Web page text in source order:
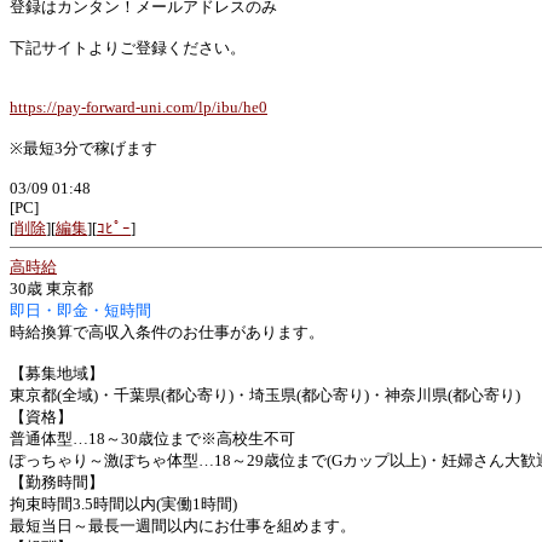
登録はカンタン！メールアドレスのみ
下記サイトよりご登録ください。
https://pay-forward-uni.com/lp/ibu/he0
※最短3分で稼げます
03/09 01:48
[PC]
[削除][編集][ｺﾋﾟｰ]
高時給
30歳 東京都
即日・即金・短時間
時給換算で高収入条件のお仕事があります。
【募集地域】
東京都(全域)・千葉県(都心寄り)・埼玉県(都心寄り)・神奈川県(都心寄り)
【資格】
普通体型…18～30歳位まで※高校生不可
ぽっちゃり～激ぽちゃ体型…18～29歳位まで(Gカップ以上)・妊婦さん大歓
【勤務時間】
拘束時間3.5時間以内(実働1時間)
最短当日～最長一週間以内にお仕事を組めます。